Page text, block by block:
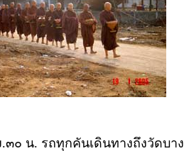
๐ น. รถทุกคันเดินทางถึงวัดบา